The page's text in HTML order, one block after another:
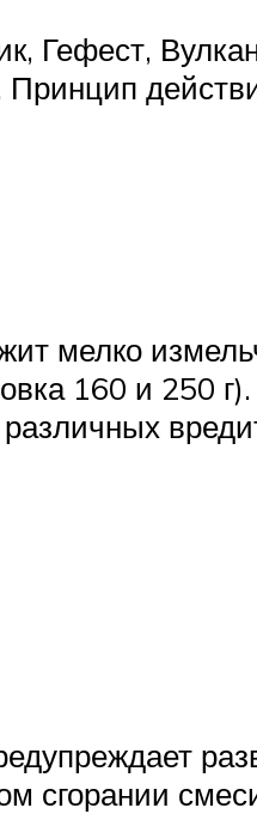
Гефест,
мелко
160 и 250
сгорании